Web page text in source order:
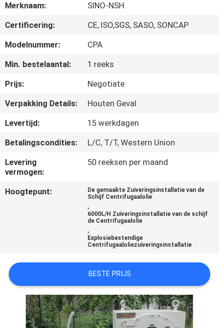
KWALITEITSCONTROLE
CONTACTEER
ONS
NIEUWS
VERZOEK
OM EEN
CITAAT
SITEMAP
Merknaam:
SINO-NSH
Certificering:
CE, ISO,SGS, SASO, SONCAP
Modelnummer:
CPA
Min. bestelaantal:
1 reeks
Prijs:
Negotiate
Verpakking Details:
Houten Geval
Levertijd:
15 werkdagen
Betalingscondities:
L/C, T/T, Western Union
Levering
vermogen:
50 reeksen per maand
Hoogtepunt:
De gemaakte Zuiveringsinstallatie van de
Schijf Centrifugaalolie
,
6000L/H Zuiveringsinstallatie van de schijf
de Centrifugaalolie
,
Explosiebestendige
Centrifugaaloliezuiveringsinstallatie
BESTE PRIJS